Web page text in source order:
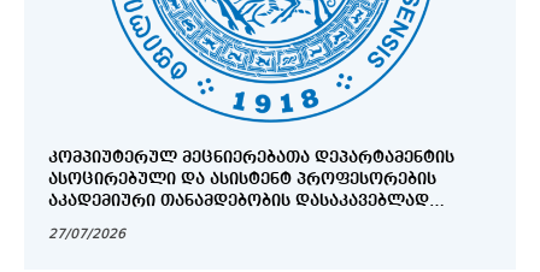
ᲙᲝᲛᲞᲘᲣᲢᲔᲠᲣᲚ ᲛᲔᲪᲜᲘᲔᲠᲔᲑᲐᲗᲐ ᲓᲔᲞᲐᲠᲢᲐᲛᲔᲜᲢᲘᲡ
ᲐᲡᲝᲪᲘᲠᲔᲑᲣᲚᲘ ᲓᲐ ᲐᲡᲘᲡᲢᲔᲜᲢ ᲞᲠᲝᲤᲔᲡᲝᲠᲔᲑᲘᲡ
ᲐᲙᲐᲓᲔᲛᲘᲣᲠᲘ ᲗᲐᲜᲐᲛᲓᲔᲑᲝᲑᲘᲡ ᲓᲐᲡᲐᲙᲐᲕᲔᲑᲚᲐᲓ
27/07/2026